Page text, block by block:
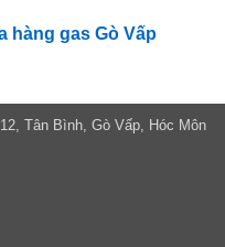
hàng gas Gò Vấp
Tân Bình, Gò Vấp, Hóc Môn